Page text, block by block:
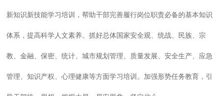
新知识新技能学习培训，帮助干部完善履行岗位职责必备的基本知识
体系，提高科学人文素养。抓好总体国家安全观、统战、民族、宗
教、金融、保密、统计、城市规划管理、质量发展、安全生产、应急
管理、知识产权、心理健康等方面学习培训。加强形势任务教育，引